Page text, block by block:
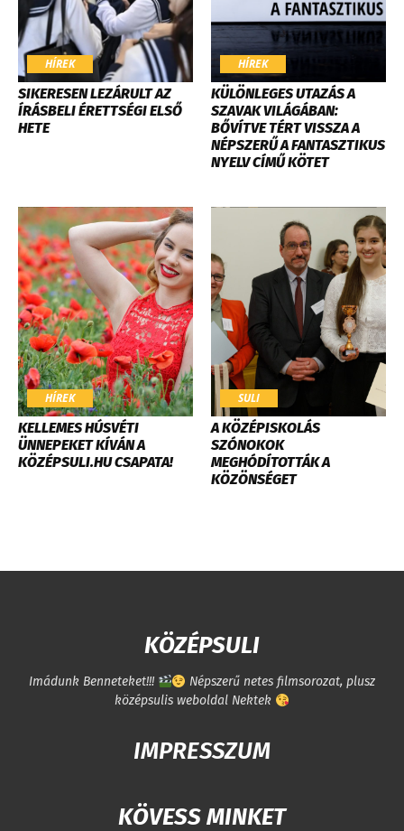
HÍREK
SIKERESEN LEZÁRULT AZ
ÍRÁSBELI ÉRETTSÉGI ELSŐ
HETE
HÍREK
KÜLÖNLEGES UTAZÁS A
SZAVAK VILÁGÁBAN:
BŐVÍTVE TÉRT VISSZA A
NÉPSZERŰ A FANTASZTIKUS
NYELV CÍMŰ KÖTET
HÍREK
KELLEMES HÚSVÉTI
ÜNNEPEKET KÍVÁN A
KÖZÉPSULI.HU CSAPATA!
SULI
​A KÖZÉPISKOLÁS
SZÓNOKOK
MEGHÓDÍTOTTÁK A
KÖZÖNSÉGET
KÖZÉPSULI
Imádunk Benneteket!!!
Népszerű netes filmsorozat, plusz
középsulis weboldal Nektek
IMPRESSZUM
KÖVESS MINKET